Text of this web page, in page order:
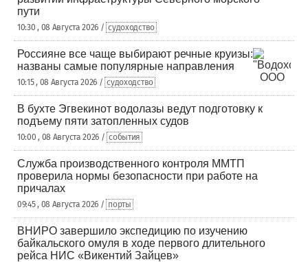
пути
10:30 , 08 Августа 2026 / судоходство
Россияне все чаще выбирают речные круизы:
названы самые популярные направления
10:15 , 08 Августа 2026 / судоходство
В бухте Эгвекинот водолазы ведут подготовку к
подъему пяти затопленных судов
10:00 , 08 Августа 2026 / события
Служба производственного контроля ММТП
проверила нормы безопасности при работе на
причалах
09:45 , 08 Августа 2026 / порты
ВНИРО завершило экспедицию по изучению
байкальского омуля в ходе первого длительного
рейса НИС «Викентий Зайцев»